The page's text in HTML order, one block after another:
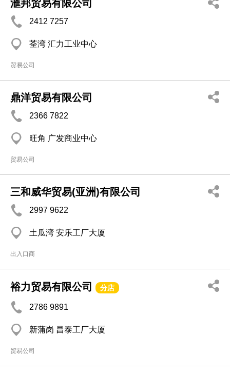
滙邦贸易有限公司
2412 7257
荃湾 汇力工业中心
贸易公司
鼎洋贸易有限公司
2366 7822
旺角 广发商业中心
贸易公司
三和威华贸易(亚洲)有限公司
2997 9622
土瓜湾 安乐工厂大厦
出入口商
裕力贸易有限公司 分店
2786 9891
新蒲岗 昌泰工厂大厦
贸易公司